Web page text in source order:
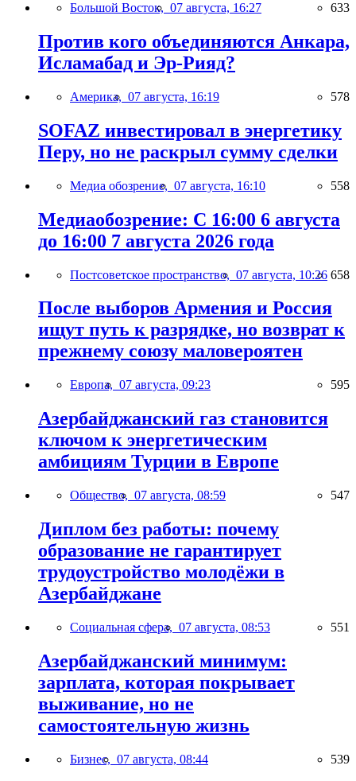
Большой Восток, 07 августа, 16:27 633
Против кого объединяются Анкара,
Исламабад и Эр-Рияд?
Америка, 07 августа, 16:19 578
SOFAZ инвестировал в энергетику
Перу, но не раскрыл сумму сделки
Медиа обозрение, 07 августа, 16:10 558
Медиаобозрение: С 16:00 6 августа
до 16:00 7 августа 2026 года
Постсоветское пространство, 07 августа, 10:26 658
После выборов Армения и Россия
ищут путь к разрядке, но возврат к
прежнему союзу маловероятен
Европа, 07 августа, 09:23 595
Азербайджанский газ становится
ключом к энергетическим
амбициям Турции в Европе
Общество, 07 августа, 08:59 547
Диплом без работы: почему
образование не гарантирует
трудоустройство молодёжи в
Азербайджане
Социальная сфера, 07 августа, 08:53 551
Азербайджанский минимум:
зарплата, которая покрывает
выживание, но не
самостоятельную жизнь
Бизнес, 07 августа, 08:44 539